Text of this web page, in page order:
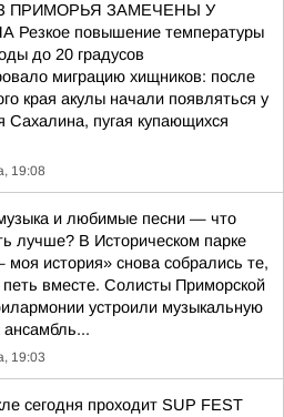
ПРИМОРЬЯ ЗАМЕЧЕНЫ У
Резкое повышение температуры
до 20 градусов
миграцию хищников: после
края акулы начали появляться у
Сахалина, пугая купающихся
19:08
и любимые песни — что
лучше? В Историческом парке
история» снова собрались те,
петь вместе. Солисты Приморской
устроили музыкальную
ансамбль...
19:03
сегодня проходит SUP FEST